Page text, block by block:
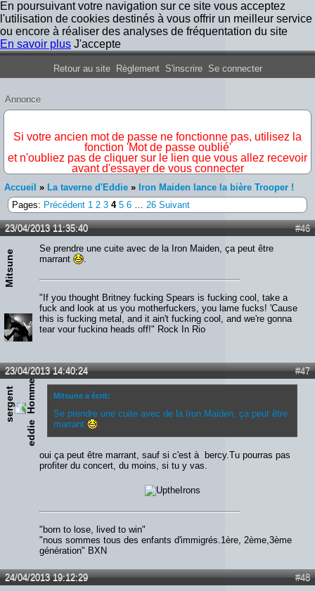
En poursuivant votre navigation sur ce site vous acceptez
l'utilisation de cookies destinés à vous offrir un meilleur service
ou encore à réaliser des analyses de fréquentation du site
En savoir plus J'accepte
Forum Iron Maiden France
Retour au site Règlement S'inscrire Se connecter
Annonce
Si votre ancien mot de passe ne fonctionne pas, utilisez la
fonction 'Mot de passe oublié'
et n'oubliez pas de cliquer sur le lien que vous allez recevoir
avant d'essayer de vous connecter
Accueil » La taverne d'Eddie » Iron Maiden lance la bière Trooper !
Pages: Précédent 1 2 3 4 5 6 … 26 Suivant
#46
23/04/2013 11:35:40
Mitsune
Se prendre une cuite avec de la Iron Maiden, ça peut être
marrant
"If you thought Britney fucking Spears is fucking cool, take a
fuck and look at us you motherfuckers, you lame fucks! 'Cause
this is fucking metal, and it ain't fucking cool, and we're gonna
tear your fucking heads off!" Rock In Rio
#47
23/04/2013 14:40:24
s
e
r
g
e
n
t
e
d
d
i
e
Mitsune a écrit:
Se prendre une cuite avec de la Iron Maiden, ça peut être
marrant
.
oui ça peut être marrant, sauf si c'est à bercy.Tu pourras pas
profiter du concert, du moins, si tu y vas.
"born to lose, lived to win"
"nous sommes tous des enfants d'immigrés.1ère, 2ème,3ème
génération" BXN
#48
24/04/2013 19:12:29